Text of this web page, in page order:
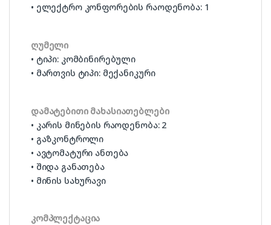
• ელექტრო კონფორების რაოდენობა: 1
ღუმელი
• ტიპი: კომბინირებული
• მართვის ტიპი: მექანიკური
დამატებითი მახასიათებლები
• კარის მინების რაოდენობა: 2
• გაზკონტროლი
• ავტომატური ანთება
• შიდა განათება
• მინის სახურავი
კომპლექტაცია